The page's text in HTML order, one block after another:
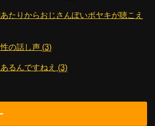
たりからおじさんぽいボヤキが聴こえ
の話し声 (3)
るんですねえ (3)